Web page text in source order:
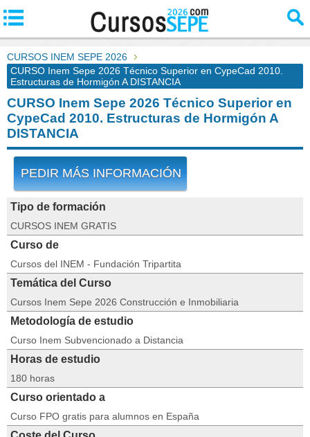
CURSOS INEM SEPE 2026
CURSO Inem Sepe 2026 Técnico Superior en CypeCad 2010.
Estructuras de Hormigón A DISTANCIA
CURSO Inem Sepe 2026 Técnico Superior en
CypeCad 2010. Estructuras de Hormigón A
DISTANCIA
PEDIR MÁS INFORMACIÓN
Tipo de formación
CURSOS INEM GRATIS
Curso de
Cursos del INEM - Fundación Tripartita
Temática del Curso
Cursos Inem Sepe 2026 Construcción e Inmobiliaria
Metodología de estudio
Curso Inem Subvencionado a Distancia
Horas de estudio
180 horas
Curso orientado a
Curso FPO gratis para alumnos en España